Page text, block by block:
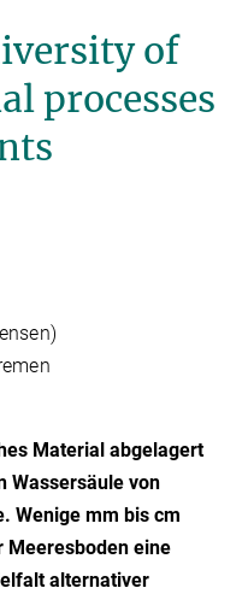
of
processes
Material abgelagert
Wassersäule von
Wenige mm bis cm
Meeresboden eine
alternativer